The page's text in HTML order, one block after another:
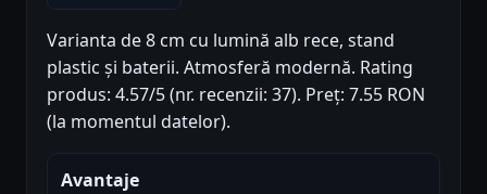
Varianta de 8 cm cu lumină alb rece, stand
plastic și baterii. Atmosferă modernă. Rating
produs: 4.57/5 (nr. recenzii: 37). Preț: 7.55 RON
(la momentul datelor).
Avantaje